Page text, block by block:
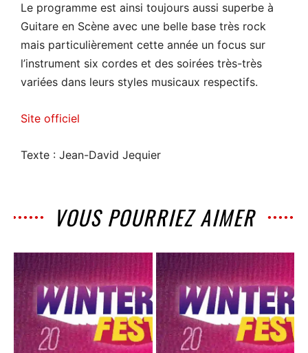
Le programme est ainsi toujours aussi superbe à
Guitare en Scène avec une belle base très rock
mais particulièrement cette année un focus sur
l’instrument six cordes et des soirées très-très
variées dans leurs styles musicaux respectifs.
Site officiel
Texte : Jean-David Jequier
VOUS POURRIEZ AIMER